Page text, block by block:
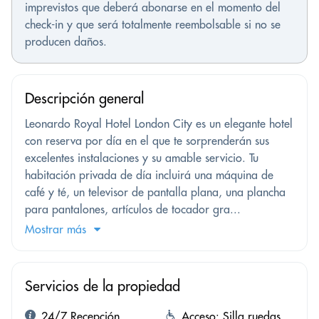
imprevistos que deberá abonarse en el momento del
check-in y que será totalmente reembolsable si no se
producen daños.
Descripción general
Leonardo Royal Hotel London City es un elegante hotel
con reserva por día en el que te sorprenderán sus
excelentes instalaciones y su amable servicio. Tu
habitación privada de día incluirá una máquina de
café y té, un televisor de pantalla plana, una plancha
para pantalones, artículos de tocador gra...
Mostrar más
Servicios de la propiedad
24/7 Recepción Acceso: Silla ruedas